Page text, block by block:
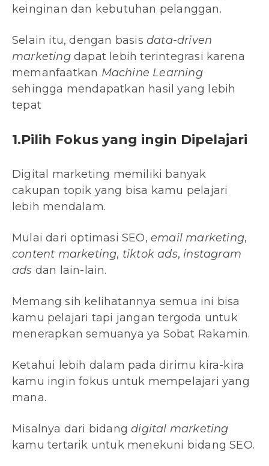
keinginan dan kebutuhan pelanggan.
Selain itu, dengan basis data-driven
marketingdapat lebih terintegrasi karena
memanfaatkan Machine Learning
sehingga mendapatkan hasil yang lebih
tepat
1.Pilih Fokus yang ingin Dipelajari
Digital marketing memiliki banyak
cakupan topik yang bisa kamu pelajari
lebih mendalam.
Mulai dari optimasi SEO, email marketing,
content marketing, tiktok ads, instagram
ads dan lain-lain.
Memang sih kelihatannya semua ini bisa
kamu pelajari tapi jangan tergoda untuk
menerapkan semuanya ya Sobat Rakamin.
Ketahui lebih dalam pada dirimu kira-kira
kamu ingin fokus untuk mempelajari yang
mana.
Misalnya dari bidangdigital marketing
kamu tertarik untuk menekuni bidang SEO.